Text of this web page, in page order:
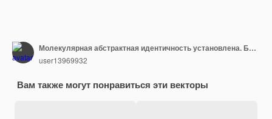
Молекулярная абстрактная идентичность установлена. Баннер, А4 бланк, визитка. иллюстрации. Атомы.
user13969932
Вам также могут понравиться эти векторы